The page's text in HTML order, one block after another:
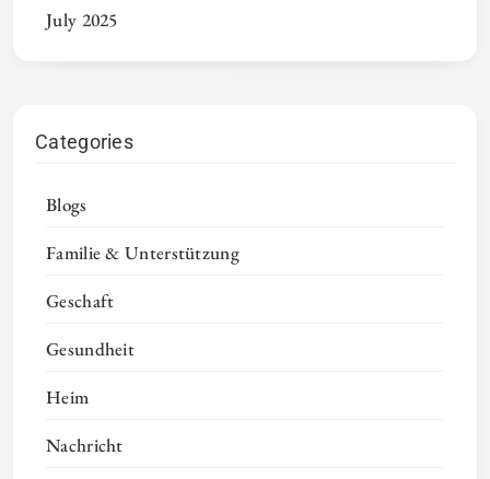
July 2025
Categories
Blogs
Familie & Unterstützung
Geschaft
Gesundheit
Heim
Nachricht